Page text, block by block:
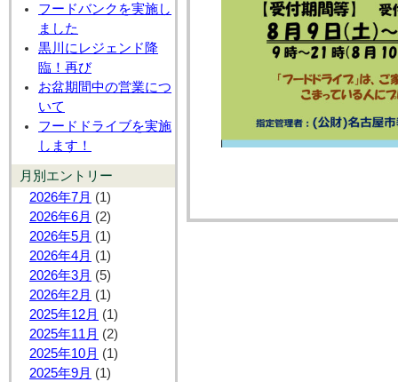
フードバンクを実施し
ました
黒川にレジェンド降
臨！再び
お盆期間中の営業につ
いて
フードドライブを実施
します！
月別エントリー
2026年7月 (1)
2026年6月 (2)
2026年5月 (1)
2026年4月 (1)
2026年3月 (5)
2026年2月 (1)
2025年12月 (1)
2025年11月 (2)
2025年10月 (1)
2025年9月 (1)